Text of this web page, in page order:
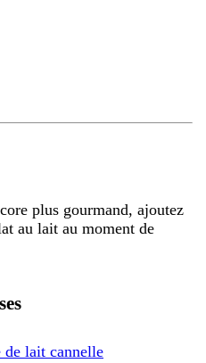
plus gourmand, ajoutez
au lait au moment de
de lait cannelle